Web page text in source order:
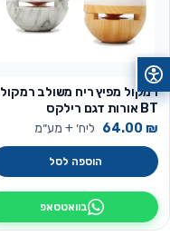
רמקול מפיץ ריח משולב רמקול
BT אורות דגם רילקס
64.00 ₪ ליח׳ + מע״מ
הוספה לסל
בוואטסאפ